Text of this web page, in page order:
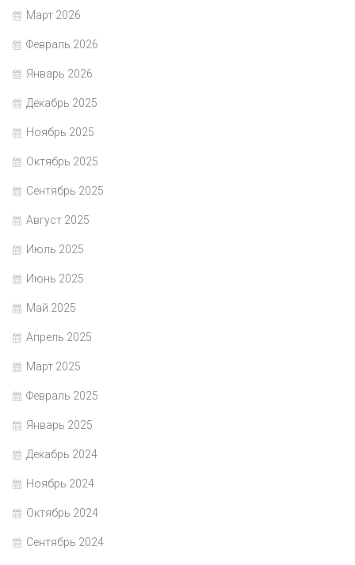
Март 2026
Февраль 2026
Январь 2026
Декабрь 2025
Ноябрь 2025
Октябрь 2025
Сентябрь 2025
Август 2025
Июль 2025
Июнь 2025
Май 2025
Апрель 2025
Март 2025
Февраль 2025
Январь 2025
Декабрь 2024
Ноябрь 2024
Октябрь 2024
Сентябрь 2024